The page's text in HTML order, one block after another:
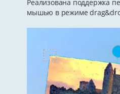
Реализована поддержка
мышью в режиме